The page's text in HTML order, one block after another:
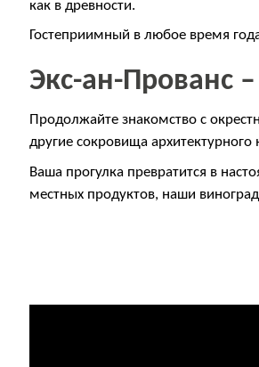
как в древности.
Гостеприимный в любое время
Экс-ан-Прованс
Продолжайте знакомство с
другие сокровища архитектурного
Ваша прогулка превратится в
местных продуктов, наши